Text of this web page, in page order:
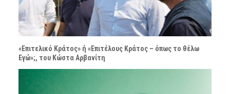
«Επιτελικό Κράτος» ή «Επιτέλους Κράτος – όπως το θέλω
Εγώ»;, του Κώστα Αρβανίτη